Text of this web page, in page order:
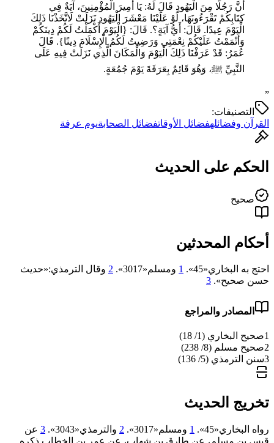
أَنَّ رَجُلًا مِنَ الْيَهُودِ قَالَ لَهُ: يَا أَمِيرَ الْمُؤْمِنِينَ، آيَةٌ فِي
كِتَابِكُمْ تَقْرَءُونَهَا، لَوْ عَلَيْنَا مَعْشَرَ الْيَهُودِ نَزَلَتْ لَاتَّخَذْنَا ذَلِكَ
الْيَوْمَ عِيدًا. قَالَ: أَيُّ آيَةٍ؟. قَالَ: {الْيَوْمَ أَكْمَلْتُ لَكُمْ دِينَكُمْ
وَأَتْمَمْتُ عَلَيْكُمْ نِعْمَتِي وَرَضِيتُ لَكُمُ الْإِسْلَامَ دِينًا}. قَالَ
عُمَرُ: قَدْ عَرَفْنَا ذَلِكَ الْيَوْمَ وَالْمَكَانَ الَّذِي نَزَلَتْ فِيهِ عَلَى
النَّبِيِّ ﷺ، وَهُوَ قَائِمٌ بِعَرَفَةَ يَوْمَ جُمُعَةٍ.
”
التصنيفات:
القرآن وفضائلهفضائل الأوقاتفضائل الصحابةيوم عرفة
الحكم على الحديث
صحيح
أحكام المحدثين
احتج به البخاري«45». 1 ومسلم«3017». 2 وقال الترمذي:«حديث
حسن صحيح». 3
المصادر والمراجع
1صحيح البخاري (1/ 18)
2صحيح مسلم (8/ 238)
3سنن الترمذي (5/ 136)
تخريج الحديث
رواه البخاري«45». 1 ومسلم«3017». 2 والترمذي«3043». 3 عن
قيس بن مسلم، عن طارق بن شهاب، عن عمر بن الخطاب ذكره.